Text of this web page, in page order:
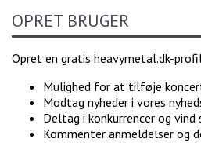
OPRET BRUGER
Opret en gratis heavymetal.dk-
Mulighed for at tilføje
Modtag nyheder i vores
Deltag i konkurrencer og
Kommentér anmeldelser og